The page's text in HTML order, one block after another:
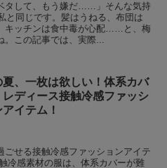
タして、もう嫌だ……」そんな気持
と同じです。髪はうねる、布団は
キッチンは食中毒が心配……と、梅
。この記事では、実際...
夏、一枚は欲しい！体系カバ
レディース接触冷感ファッシ
アイテム！
せる接触冷感ファッションアイテ
冷感素材の服は、体系カバーが難